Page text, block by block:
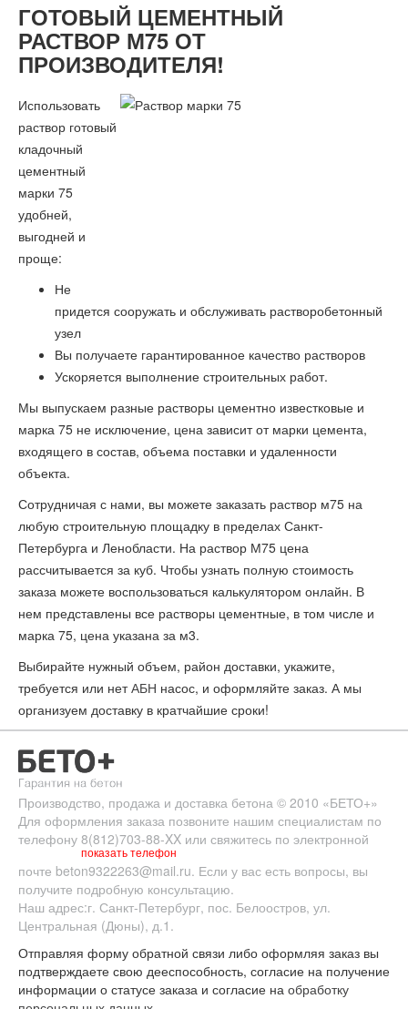
ГОТОВЫЙ ЦЕМЕНТНЫЙ
РАСТВОР М75 ОТ
ПРОИЗВОДИТЕЛЯ!
Использовать
раствор готовый
кладочный
цементный
марки 75
удобней,
выгодней и
проще:
Не
придется сооружать и обслуживать растворобетонный
узел
Вы получаете гарантированное качество растворов
Ускоряется выполнение строительных работ.
Мы выпускаем разные растворы цементно известковые и
марка 75 не исключение, цена зависит от марки цемента,
входящего в состав, объема поставки и удаленности
объекта.
Сотрудничая с нами, вы можете заказать раствор м75 на
любую строительную площадку в пределах Санкт-
Петербурга и Ленобласти. На раствор М75 цена
рассчитывается за куб. Чтобы узнать полную стоимость
заказа можете воспользоваться калькулятором онлайн. В
нем представлены все растворы цементные, в том числе и
марка 75, цена указана за м3.
Выбирайте нужный объем, район доставки, укажите,
требуется или нетАБН насос, и оформляйте заказ. А мы
организуем доставку в кратчайшие сроки!
Производство, продажа и доставка бетона © 2010 «БЕТО+»
Для оформления заказа позвоните нашим специалистам по
телефону 8(812)703-88-XX
показать телефон
или свяжитесь по электронной
почте beton9322263@mail.ru. Если у вас есть вопросы, вы
получите подробную консультацию.
Наш адрес:г. Санкт-Петербург, пос. Белоостров, ул.
Центральная (Дюны), д.1.
Отправляя форму обратной связи либо оформляя заказ вы
подтверждаете свою дееспособность, согласие на получение
информации о статусе заказа и согласие на обработку